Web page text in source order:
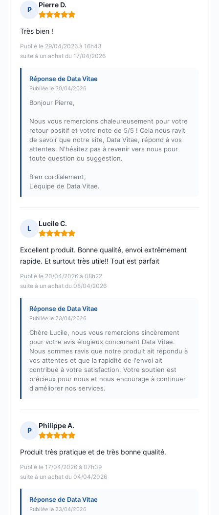
P
Pierre D.
Note : 5 sur 5
Publié le 29/04/2026 à 16h43
suite à un achat du 17/04/2026
Très bien !
Réponse de Data Vitae
Publiée le 30/04/2026
Bonjour Pierre,
Nous vous remercions chaleureusement pour votre
retour positif et votre note de 5/5 ! Cela nous ravit
de savoir que notre site, Data Vitae, répond à vos
attentes. N'hésitez pas à revenir vers nous pour
toute question ou suggestion.
Bien cordialement,
L'équipe de Data Vitae.
L
Lucile C.
Note : 5 sur 5
Publié le 20/04/2026 à 08h22
suite à un achat du 08/04/2026
Excellent produit. Bonne qualité, envoi extrêmement
rapide. Et surtout très utile!! Tout est parfait
Réponse de Data Vitae
Publiée le 23/04/2026
Chère Lucile, nous vous remercions sincèrement
pour votre avis élogieux concernant Data Vitae.
Nous sommes ravis que notre produit ait répondu à
vos attentes et que la rapidité de l'envoi ait
contribué à votre satisfaction. Votre soutien est
précieux pour nous et nous encourage à continuer
d'améliorer nos services.
P
Philippe A.
Note : 5 sur 5
Publié le 17/04/2026 à 07h39
suite à un achat du 04/04/2026
Produit très pratique et de très bonne qualité.
Réponse de Data Vitae
Publiée le 23/04/2026